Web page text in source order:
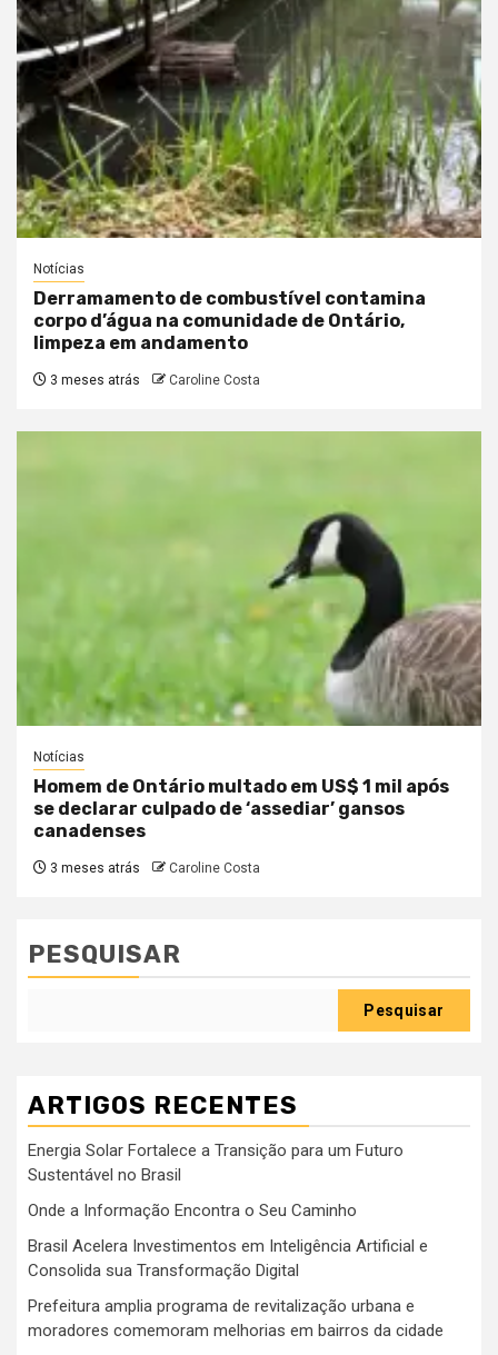
Notícias
Derramamento de combustível contamina
corpo d’água na comunidade de Ontário,
limpeza em andamento
3 meses atrás Caroline Costa
Notícias
Homem de Ontário multado em US$ 1 mil após
se declarar culpado de ‘assediar’ gansos
canadenses
3 meses atrás Caroline Costa
PESQUISAR
Pesquisar
ARTIGOS RECENTES
Energia Solar Fortalece a Transição para um Futuro
Sustentável no Brasil
Onde a Informação Encontra o Seu Caminho
Brasil Acelera Investimentos em Inteligência Artificial e
Consolida sua Transformação Digital
Prefeitura amplia programa de revitalização urbana e
moradores comemoram melhorias em bairros da cidade